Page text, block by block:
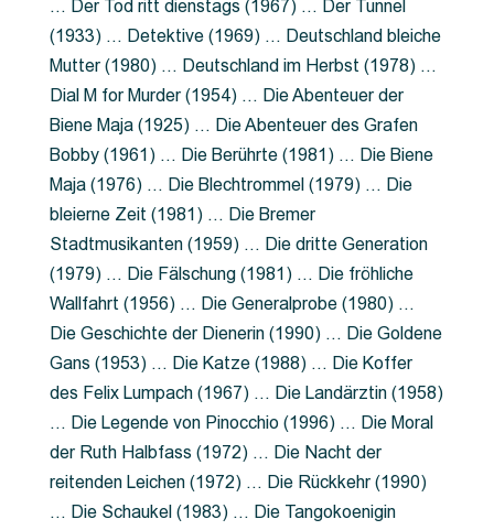
… Der Tod ritt dienstags (1967) … Der Tunnel
(1933) … Detektive (1969) … Deutschland bleiche
Mutter (1980) … Deutschland im Herbst (1978) …
Dial M for Murder (1954) … Die Abenteuer der
Biene Maja (1925) … Die Abenteuer des Grafen
Bobby (1961) … Die Berührte (1981) … Die Biene
Maja (1976) … Die Blechtrommel (1979) … Die
bleierne Zeit (1981) … Die Bremer
Stadtmusikanten (1959) … Die dritte Generation
(1979) … Die Fälschung (1981) … Die fröhliche
Wallfahrt (1956) … Die Generalprobe (1980) …
Die Geschichte der Dienerin (1990) … Die Goldene
Gans (1953) … Die Katze (1988) … Die Koffer
des Felix Lumpach (1967) … Die Landärztin (1958)
… Die Legende von Pinocchio (1996) … Die Moral
der Ruth Halbfass (1972) … Die Nacht der
reitenden Leichen (1972) … Die Rückkehr (1990)
… Die Schaukel (1983) … Die Tangokoenigin